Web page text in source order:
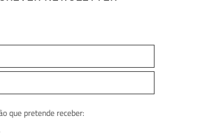
que pretende receber: